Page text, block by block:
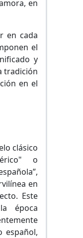
en
en cada
el
y
tradición
en el
clásico
o
en
Este
época
español,